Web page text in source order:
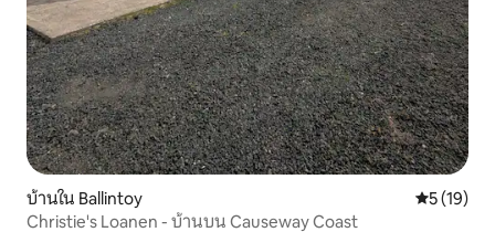
บ้านใน Ballintoy คะแนนเฉลี่
5 (19)
Christie's Loanen - บ้านบน Causeway Coast